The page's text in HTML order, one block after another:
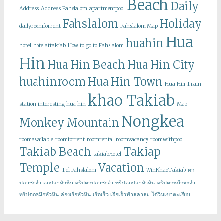
Address Address Fahslalom apartmentpool Beach Daily
dailyroomforrent Fahslalom Fahslalom Map Holiday
hotel hotelattakiab How to go to Fahslalom huahin Hua
Hin Hua Hin Beach Hua Hin City
huahinroom Hua Hin Town Hua Hin Train
station interesting hua hin khao Takiab Map
Monkey Mountain Nongkea
roomavailable roomforrent roomrental roomvacancy roomwithpool
Takiab Beach takiabHotel Takiap
Temple Tel Fahslalom Vacation WinKhaoTakiab ตก
ปลาชะอำ ตกปลาหัวหิน ทริปตกปลาชะอำ ทริปตกปลาหัวหิน ทริปตกหมึกชะอำ
ทริปตกหมึกหัวหิน ล่องเรือหัวหิน เรือเร็ว เรือเร็วฟ้าสลาลม ไต๋วินเขาตะเกียบ